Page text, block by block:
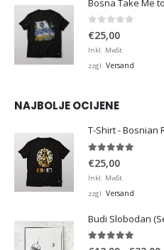
0 von 5
€25,00
Inkl. MwSt.
zzgl. Versand
NAJBOLJE OCIJENE
T-Shirt - Bosnian
€25,00
Inkl. MwSt.
zzgl. Versand
Budi Slobodan
5.00von 5